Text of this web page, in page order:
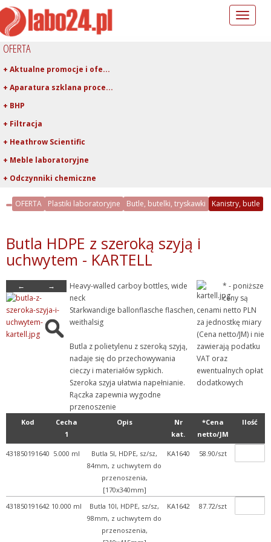
Toggle
OFERTA
+ Aktualne promocje i ofe...
+ Aparatura szklana proce...
+ BHP
+ Filtracja
+ Heathrow Scientific
+ Meble laboratoryjne
+ Odczynniki chemiczne
+ Pipetowanie i dawkowani...
- Plastiki laboratoryjne
- Butle, butelki, tryskaw...
+ Butelki
- Kanistry, butle
+ Kroplomierze, dozowniki
+ Spryskiwacze
+ Tryskawki
+ Naczynia miarowe
+ Pobieranie próbek
+ Pojemniki, naczynia, ku...
+ Pozostałe produkty
+ Statywy, pudełka i sto...
+ Porcelana laboratoryjna
OFERTA Plastiki laboratoryjne Butle, butelki, tryskawki Kanistry, butle
Butla HDPE z szeroką szyją i
uchwytem - KARTELL
← →
Heavy-walled carboy bottles, wide
neck
Starkwandige ballonflasche flaschen,
weithalsig
Butla z polietylenu z szeroką szyją,
nadaje się do przechowywania
cieczy i materiałów sypkich.
Szeroka szyja ułatwia napełnianie.
Rączka zapewnia wygodne
przenoszenie
* - poniższe
ceny są
cenami netto PLN
za jednostkę miary
(Cena netto/JM) i nie
zawierają podatku
VAT oraz
ewentualnych opłat
dodatkowych
Kod
Cecha
1
Opis
Nr
kat.
*Cena
netto/JM
Ilość
431850191640 5.000 ml
Butla 5l, HDPE, sz/sz,
84mm, z uchwytem do
przenoszenia,
[170x340mm]
KA1640 58.90/szt
431850191642 10.000 ml
Butla 10l, HDPE, sz/sz,
98mm, z uchwytem do
przenoszenia,
KA1642 87.72/szt